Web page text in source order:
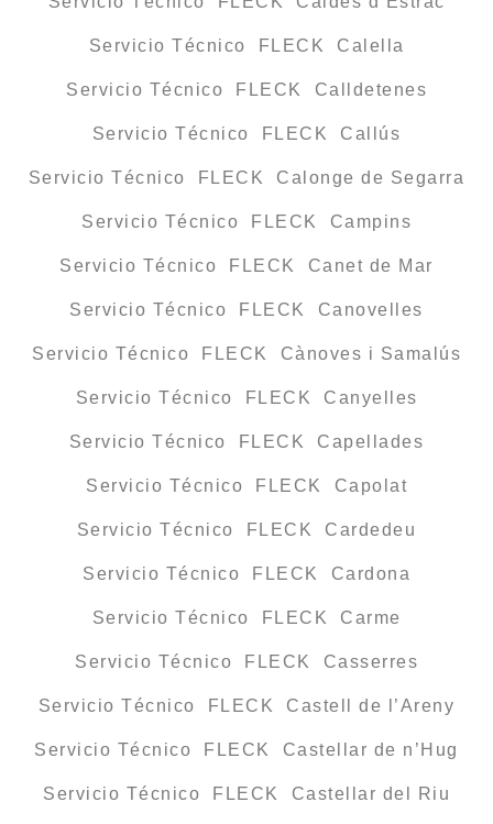
Servicio Técnico FLECK Calella
Servicio Técnico FLECK Calldetenes
Servicio Técnico FLECK Callús
Servicio Técnico FLECK Calonge de Segarra
Servicio Técnico FLECK Campins
Servicio Técnico FLECK Canet de Mar
Servicio Técnico FLECK Canovelles
Servicio Técnico FLECK Cànoves i Samalús
Servicio Técnico FLECK Canyelles
Servicio Técnico FLECK Capellades
Servicio Técnico FLECK Capolat
Servicio Técnico FLECK Cardedeu
Servicio Técnico FLECK Cardona
Servicio Técnico FLECK Carme
Servicio Técnico FLECK Casserres
Servicio Técnico FLECK Castell de l’Areny
Servicio Técnico FLECK Castellar de n’Hug
Servicio Técnico FLECK Castellar del Riu